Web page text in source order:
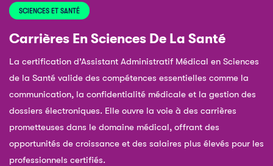
SCIENCES ET SANTÉ
Carrières En Sciences De La Santé
La certification d’Assistant Administratif Médical en Sciences
de la Santé valide des compétences essentielles comme la
communication, la confidentialité médicale et la gestion des
dossiers électroniques. Elle ouvre la voie à des carrières
prometteuses dans le domaine médical, offrant des
opportunités de croissance et des salaires plus élevés pour les
professionnels certifiés.